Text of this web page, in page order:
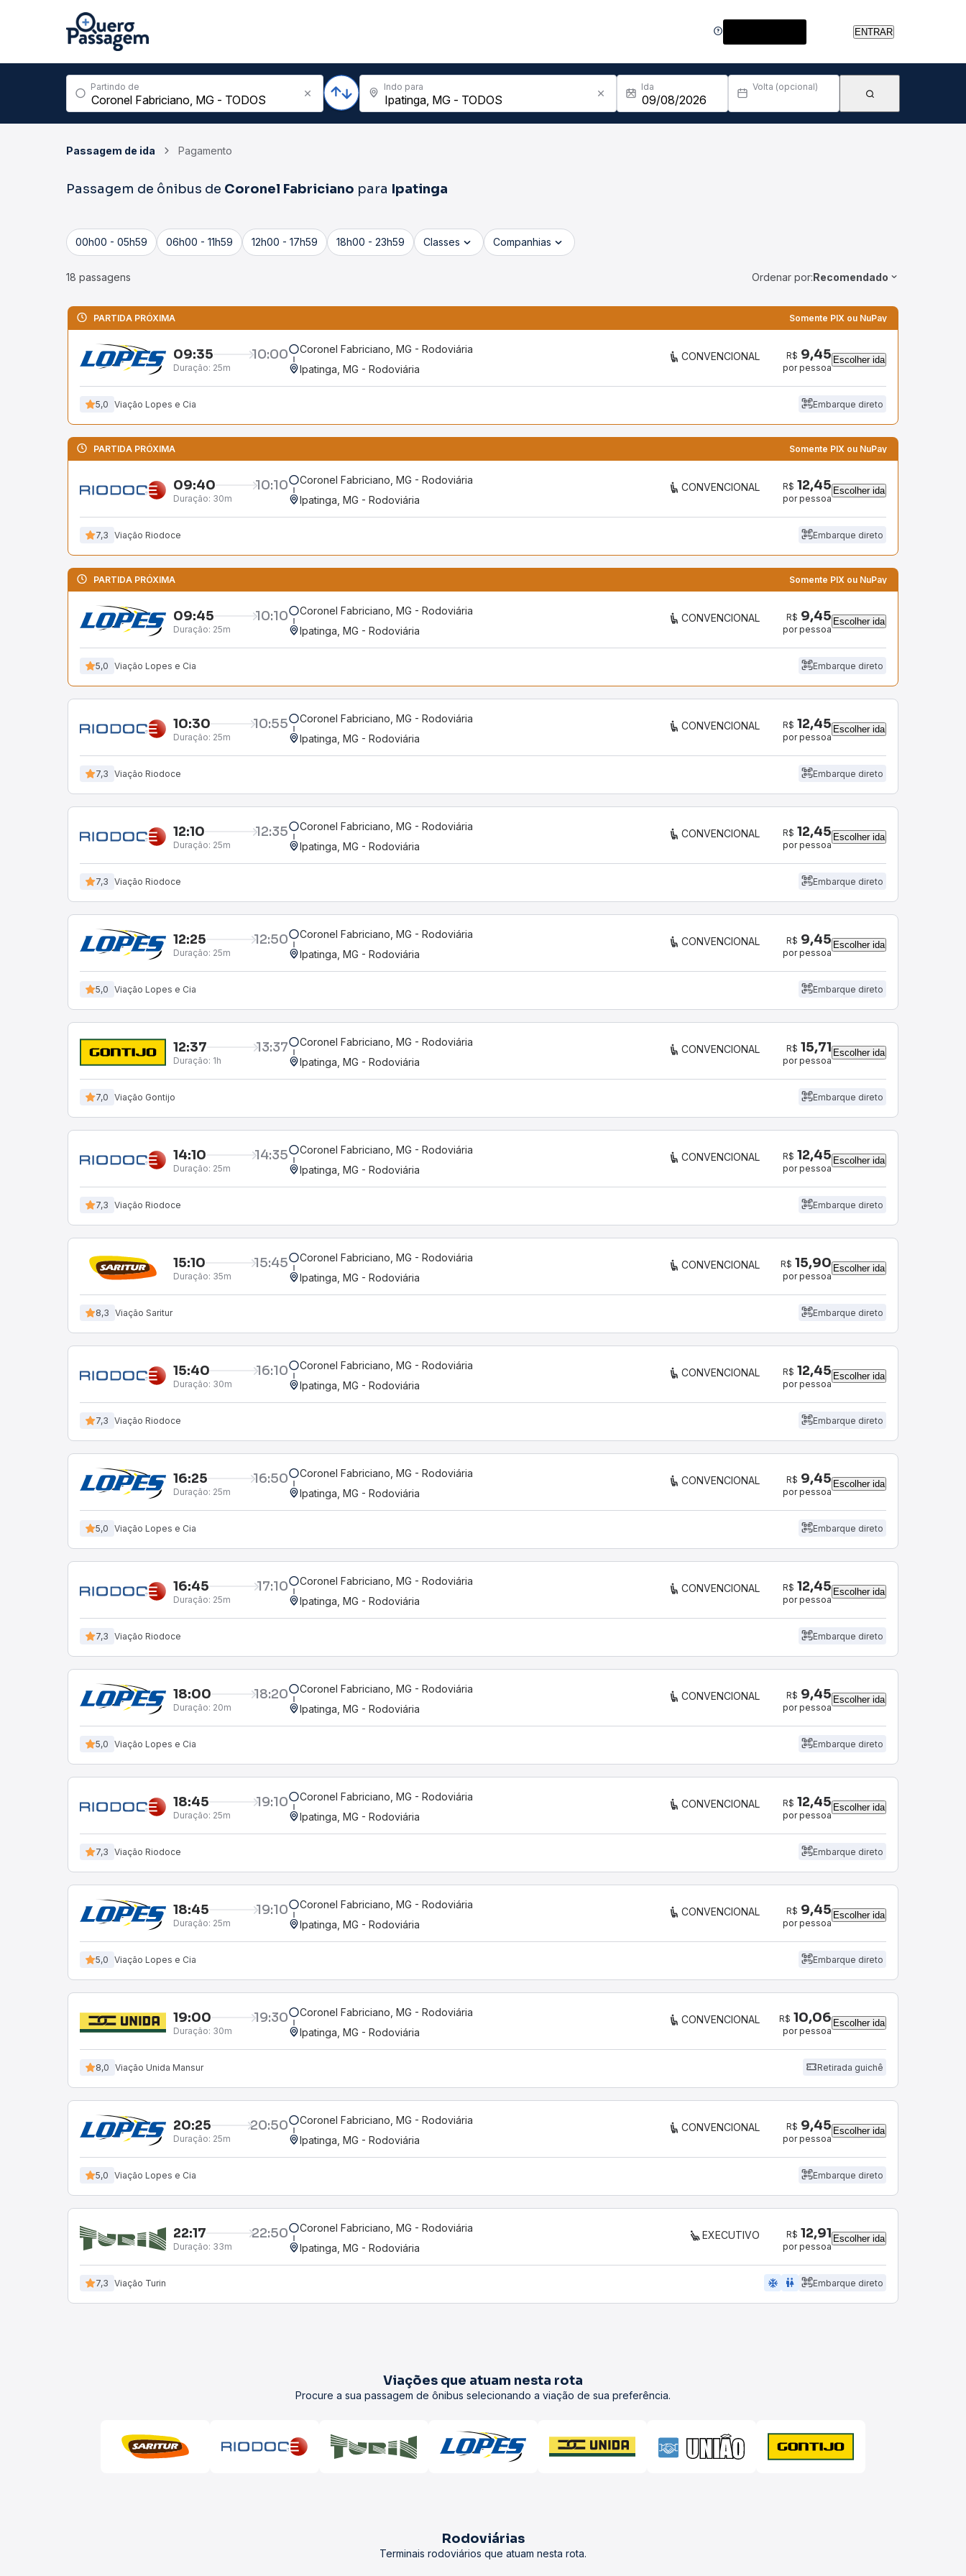
ENTRAR
Partindo de Indo para Ida Volta (opcional)
Passagem de ida Pagamento
Passagem de ônibus de Coronel Fabriciano para Ipatinga
00h00 - 05h59 06h00 - 11h59 12h00 - 17h59 18h00 - 23h59 Classes Companhias
18 passagens Ordenar por:Recomendado
PARTIDA PRÓXIMA Somente PIX ou NuPay
09:35 10:00
Duração: 25m
Coronel Fabriciano, MG - Rodoviária
Ipatinga, MG - Rodoviária
CONVENCIONAL R$ 9,45
por pessoa
Escolher ida
5,0 Viação Lopes e Cia Embarque direto
PARTIDA PRÓXIMA Somente PIX ou NuPay
09:40 10:10
Duração: 30m
Coronel Fabriciano, MG - Rodoviária
Ipatinga, MG - Rodoviária
CONVENCIONAL R$ 12,45
por pessoa
Escolher ida
7,3 Viação Riodoce Embarque direto
PARTIDA PRÓXIMA Somente PIX ou NuPay
09:45 10:10
Duração: 25m
Coronel Fabriciano, MG - Rodoviária
Ipatinga, MG - Rodoviária
CONVENCIONAL R$ 9,45
por pessoa
Escolher ida
5,0 Viação Lopes e Cia Embarque direto
10:30 10:55
Duração: 25m
Coronel Fabriciano, MG - Rodoviária
Ipatinga, MG - Rodoviária
CONVENCIONAL R$ 12,45
por pessoa
Escolher ida
7,3 Viação Riodoce Embarque direto
12:10 12:35
Duração: 25m
Coronel Fabriciano, MG - Rodoviária
Ipatinga, MG - Rodoviária
CONVENCIONAL R$ 12,45
por pessoa
Escolher ida
7,3 Viação Riodoce Embarque direto
12:25 12:50
Duração: 25m
Coronel Fabriciano, MG - Rodoviária
Ipatinga, MG - Rodoviária
CONVENCIONAL R$ 9,45
por pessoa
Escolher ida
5,0 Viação Lopes e Cia Embarque direto
12:37 13:37
Duração: 1h
Coronel Fabriciano, MG - Rodoviária
Ipatinga, MG - Rodoviária
CONVENCIONAL R$ 15,71
por pessoa
Escolher ida
7,0 Viação Gontijo Embarque direto
14:10 14:35
Duração: 25m
Coronel Fabriciano, MG - Rodoviária
Ipatinga, MG - Rodoviária
CONVENCIONAL R$ 12,45
por pessoa
Escolher ida
7,3 Viação Riodoce Embarque direto
15:10 15:45
Duração: 35m
Coronel Fabriciano, MG - Rodoviária
Ipatinga, MG - Rodoviária
CONVENCIONAL R$ 15,90
por pessoa
Escolher ida
8,3 Viação Saritur Embarque direto
15:40 16:10
Duração: 30m
Coronel Fabriciano, MG - Rodoviária
Ipatinga, MG - Rodoviária
CONVENCIONAL R$ 12,45
por pessoa
Escolher ida
7,3 Viação Riodoce Embarque direto
16:25 16:50
Duração: 25m
Coronel Fabriciano, MG - Rodoviária
Ipatinga, MG - Rodoviária
CONVENCIONAL R$ 9,45
por pessoa
Escolher ida
5,0 Viação Lopes e Cia Embarque direto
16:45 17:10
Duração: 25m
Coronel Fabriciano, MG - Rodoviária
Ipatinga, MG - Rodoviária
CONVENCIONAL R$ 12,45
por pessoa
Escolher ida
7,3 Viação Riodoce Embarque direto
18:00 18:20
Duração: 20m
Coronel Fabriciano, MG - Rodoviária
Ipatinga, MG - Rodoviária
CONVENCIONAL R$ 9,45
por pessoa
Escolher ida
5,0 Viação Lopes e Cia Embarque direto
18:45 19:10
Duração: 25m
Coronel Fabriciano, MG - Rodoviária
Ipatinga, MG - Rodoviária
CONVENCIONAL R$ 12,45
por pessoa
Escolher ida
7,3 Viação Riodoce Embarque direto
18:45 19:10
Duração: 25m
Coronel Fabriciano, MG - Rodoviária
Ipatinga, MG - Rodoviária
CONVENCIONAL R$ 9,45
por pessoa
Escolher ida
5,0 Viação Lopes e Cia Embarque direto
19:00 19:30
Duração: 30m
Coronel Fabriciano, MG - Rodoviária
Ipatinga, MG - Rodoviária
CONVENCIONAL R$ 10,06
por pessoa
Escolher ida
8,0 Viação Unida Mansur Retirada guichê
20:25 20:50
Duração: 25m
Coronel Fabriciano, MG - Rodoviária
Ipatinga, MG - Rodoviária
CONVENCIONAL R$ 9,45
por pessoa
Escolher ida
5,0 Viação Lopes e Cia Embarque direto
22:17 22:50
Duração: 33m
Coronel Fabriciano, MG - Rodoviária
Ipatinga, MG - Rodoviária
EXECUTIVO R$ 12,91
por pessoa
Escolher ida
7,3 Viação Turin ac_unit wc Embarque direto
Viações que atuam nesta rota
Procure a sua passagem de ônibus selecionando a viação de sua preferência.
Rodoviárias
Terminais rodoviários que atuam nesta rota.